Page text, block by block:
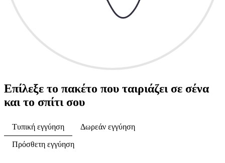
Επίλεξε το πακέτο που ταιριάζει σε σένα
και το σπίτι σου
Τυπική εγγύηση Δωρεάν εγγύηση
Πρόσθετη εγγύηση